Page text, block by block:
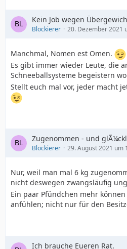
Kein Job wegen
Blockierer 20. Dezember 2021
Manchmal, Nomen est Omen.
Es gibt immer wieder Leute, die
Schneeballsysteme begeistern
Stellt euch mal vor, jeder macht
Zugenommen - und
Blockierer 29. August 2021 um
Nur, weil man mal 6 kg
nicht deswegen zwangsläufig
Ein paar Pfündchen mehr
anfühlen; nicht nur für den
Ich brauche Eueren Rat.